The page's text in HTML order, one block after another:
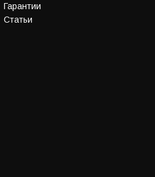
Гарантии
Статьи